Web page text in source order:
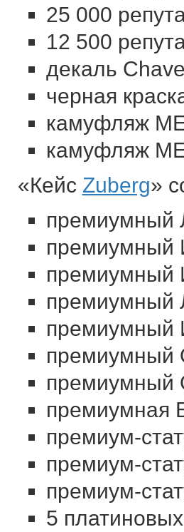
25 000
12 500
декаль
черная
камуфляж
камуфляж
«Кейс Zuberg»
премиумный
премиумный
премиумный
премиумный
премиумный
премиумный
премиумный
премиумная
премиум-
премиум-
премиум-
5